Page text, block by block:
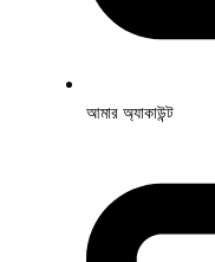
আমার অ্যাকাউন্ট